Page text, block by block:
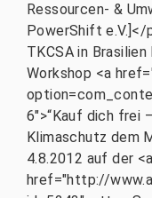
Ressourcen- &
PowerShift e.V.]</
TKCSA in
Workshop <a
6">“Kauf dich frei
Klimaschutz dem
4.8.2012 auf der <a
href="http://